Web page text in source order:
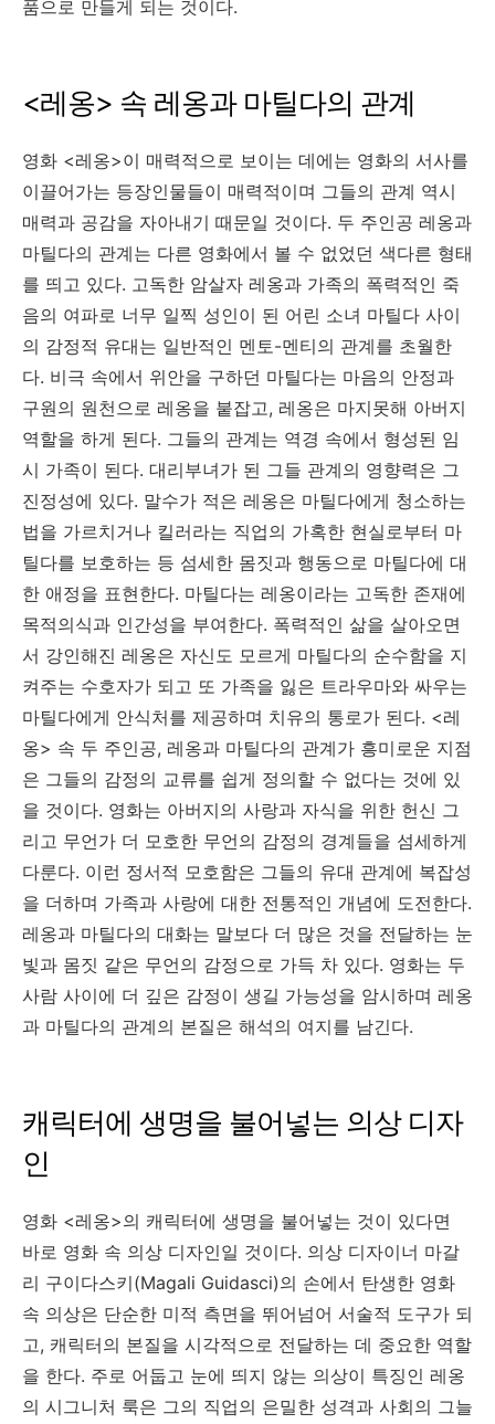
품으로 만들게 되는 것이다.
<레옹> 속 레옹과 마틸다의 관계
영화 <레옹>이 매력적으로 보이는 데에는 영화의 서사를
이끌어가는 등장인물들이 매력적이며 그들의 관계 역시
매력과 공감을 자아내기 때문일 것이다. 두 주인공 레옹과
마틸다의 관계는 다른 영화에서 볼 수 없었던 색다른 형태
를 띄고 있다. 고독한 암살자 레옹과 가족의 폭력적인 죽
음의 여파로 너무 일찍 성인이 된 어린 소녀 마틸다 사이
의 감정적 유대는 일반적인 멘토-멘티의 관계를 초월한
다. 비극 속에서 위안을 구하던 마틸다는 마음의 안정과
구원의 원천으로 레옹을 붙잡고, 레옹은 마지못해 아버지
역할을 하게 된다. 그들의 관계는 역경 속에서 형성된 임
시 가족이 된다. 대리부녀가 된 그들 관계의 영향력은 그
진정성에 있다. 말수가 적은 레옹은 마틸다에게 청소하는
법을 가르치거나 킬러라는 직업의 가혹한 현실로부터 마
틸다를 보호하는 등 섬세한 몸짓과 행동으로 마틸다에 대
한 애정을 표현한다. 마틸다는 레옹이라는 고독한 존재에
목적의식과 인간성을 부여한다. 폭력적인 삶을 살아오면
서 강인해진 레옹은 자신도 모르게 마틸다의 순수함을 지
켜주는 수호자가 되고 또 가족을 잃은 트라우마와 싸우는
마틸다에게 안식처를 제공하며 치유의 통로가 된다. <레
옹> 속 두 주인공, 레옹과 마틸다의 관계가 흥미로운 지점
은 그들의 감정의 교류를 쉽게 정의할 수 없다는 것에 있
을 것이다. 영화는 아버지의 사랑과 자식을 위한 헌신 그
리고 무언가 더 모호한 무언의 감정의 경계들을 섬세하게
다룬다. 이런 정서적 모호함은 그들의 유대 관계에 복잡성
을 더하며 가족과 사랑에 대한 전통적인 개념에 도전한다.
레옹과 마틸다의 대화는 말보다 더 많은 것을 전달하는 눈
빛과 몸짓 같은 무언의 감정으로 가득 차 있다. 영화는 두
사람 사이에 더 깊은 감정이 생길 가능성을 암시하며 레옹
과 마틸다의 관계의 본질은 해석의 여지를 남긴다.
캐릭터에 생명을 불어넣는 의상 디자
인
영화 <레옹>의 캐릭터에 생명을 불어넣는 것이 있다면
바로 영화 속 의상 디자인일 것이다. 의상 디자이너 마갈
리 구이다스키(Magali Guidasci)의 손에서 탄생한 영화
속 의상은 단순한 미적 측면을 뛰어넘어 서술적 도구가 되
고, 캐릭터의 본질을 시각적으로 전달하는 데 중요한 역할
을 한다. 주로 어둡고 눈에 띄지 않는 의상이 특징인 레옹
의 시그니처 룩은 그의 직업의 은밀한 성격과 사회의 그늘